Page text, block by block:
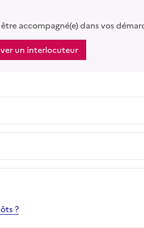
accompagné(e) dans vos
un interlocuteur
?